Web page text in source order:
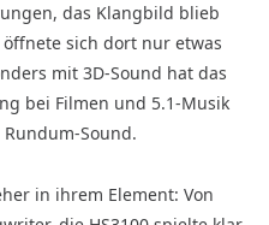
das Klangbild blieb
sich dort nur etwas
mit 3D-Sound hat das
bei Filmen und 5.1-Musik
Sound.
in ihrem Element: Von